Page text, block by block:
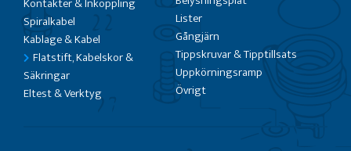
Spiralkabel
Kablage & Kabel
Flatstift, Kabelskor &
Säkringar
Eltest & Verktyg
Lister
Gångjärn
Tippskruvar & Tipptillsats
Uppkörningsramp
Övrigt